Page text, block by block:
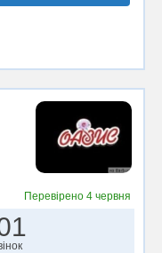
Перевірено 4 червня